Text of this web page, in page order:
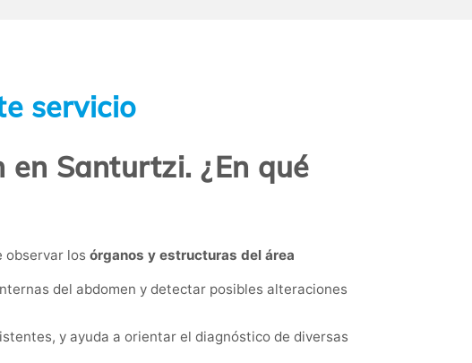
servicio
Santurtzi. ¿En qué
observar los órganos y estructuras del área
del abdomen y detectar posibles alteraciones
y ayuda a orientar el diagnóstico de diversas